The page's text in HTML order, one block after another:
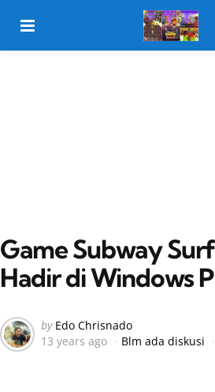
Game Subway
Hadir di Windows
Posted
by
by Edo Chrisnado
13 years ago
Blm ada diskusi